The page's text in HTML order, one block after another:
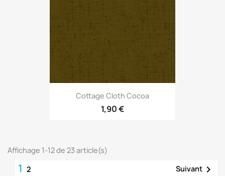
Cottage Cloth Cocoa
1,90 €
Affichage 1-12 de 23 article(s)
1 2 Suivant 